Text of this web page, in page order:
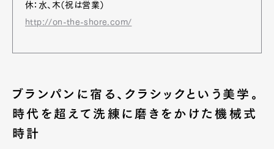
休：水、木（祝は営業）
http://on-the-shore.com/
ブランパンに宿る、クラシックという美学。
時代を超えて洗練に磨きをかけた機械式
時計